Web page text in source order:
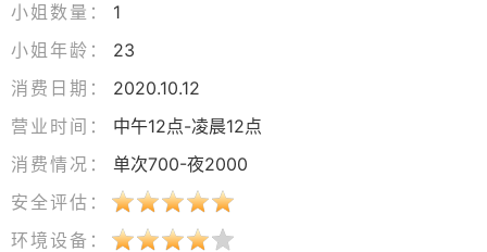
小姐数量：
1
小姐年龄：
23
消费日期：
2020.10.12
营业时间：
中午12点-凌晨12点
消费情况：
单次700-夜2000
安全评估：
环境设备：